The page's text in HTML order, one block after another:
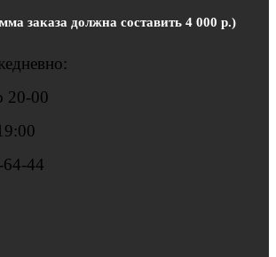
заказа должна составить 4 000 р.)
20-00
64-44